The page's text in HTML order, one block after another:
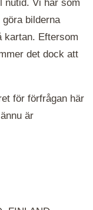
nutid. Vi har som
göra bilderna
kartan. Eftersom
det dock att
för förfrågan här
är